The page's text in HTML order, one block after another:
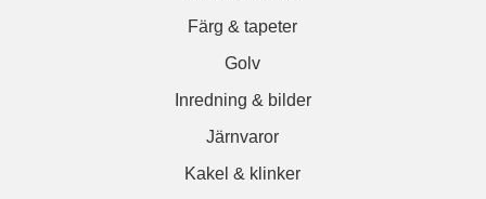
Färg & tapeter
Golv
Inredning & bilder
Järnvaror
Kakel & klinker